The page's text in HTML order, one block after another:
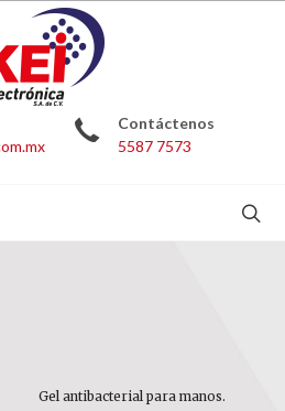
Contáctenos
5587 7573
Gel antibacterial para manos.
Gel antibacterial para manos.
Gel antibacterial para manos.